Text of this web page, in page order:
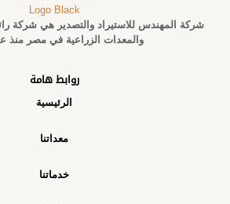
شركة المهندس للاستيراد والتصدير هي شركة
والمعدات الزراعية في مصر منذ عام
روابط هامة
الرئيسية
معداتنا
خدماتنا